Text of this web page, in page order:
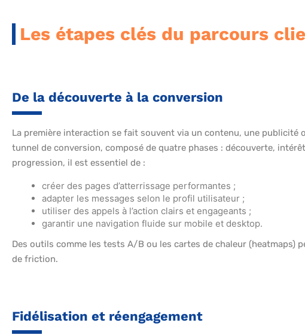
Les étapes clés du parcours
De la découverte à la conversion
La première interaction se fait souvent via un contenu, une publicité
tunnel de conversion, composé de quatre phases : découverte,
progression, il est essentiel de :
créer des pages d’atterrissage performantes ;
adapter les messages selon le profil utilisateur ;
utiliser des appels à l’action clairs et engageants ;
garantir une navigation fluide sur mobile et desktop.
Des outils comme les tests A/B ou les cartes de chaleur (heatmaps)
de friction.
Fidélisation et réengagement